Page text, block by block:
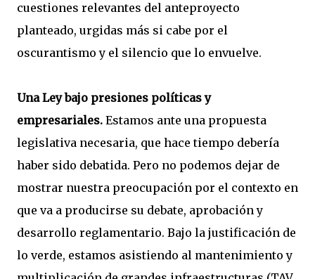
cuestiones relevantes del anteproyecto
planteado, urgidas más si cabe por el
oscurantismo y el silencio que lo envuelve.
Una Ley bajo presiones políticas y
empresariales. Estamos ante una propuesta
legislativa necesaria, que hace tiempo debería
haber sido debatida. Pero no podemos dejar de
mostrar nuestra preocupación por el contexto en
que va a producirse su debate, aprobación y
desarrollo reglamentario. Bajo la justificación de
lo verde, estamos asistiendo al mantenimiento y